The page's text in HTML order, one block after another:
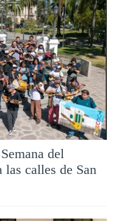
del
las calles de San